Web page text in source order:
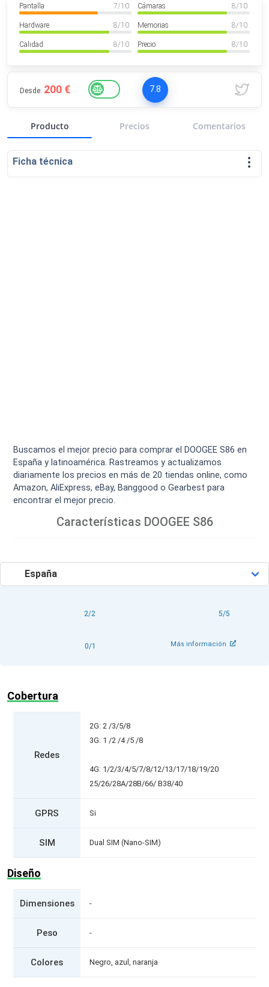
Luchinen
Uruguay
Hola me gustaría saber Si el celula...
VER MÁS
Pantalla 7/ 10 Cámaras 8/ 10
Hardware 8/ 10 Memorias 8/ 10
Calidad 8/ 10 Precio 8/ 10
Desde: 200 € 7.8
Producto Precios Comentarios
Ficha técnica
Buscamos el mejor precio para comprar el DOOGEE S86 en
España y latinoamérica. Rastreamos y actualizamos
diariamente los precios en más de 20 tiendas online, como
Amazon, AliExpress, eBay, Banggood o Gearbest para
encontrar el mejor precio.
Características DOOGEE S86
2/2 5/5
0/1 Más información
Cobertura
Redes
2G: 2 /3/5/8
3G: 1 /2 /4 /5 /8
4G: 1/2/3/4/5/7/8/12/13/17/18/19/20
25/26/28A/28B/66/ B38/40
GPRS Si
SIM Dual SIM (Nano-SIM)
Diseño
Dimensiones -
Peso -
Colores Negro, azul, naranja
Descargas Comparativas